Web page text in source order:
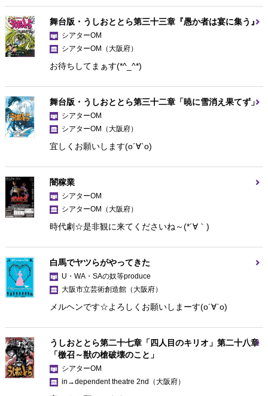
舞台版・うしおととら第三十三章『愚か者は宴に集う』
シアターOM
シアターOM （大阪府）
お待ちしてまぁす(*^_^*)
舞台版・うしおととら第三十二章「暁に雪消え果てず」
シアターOM
シアターOM （大阪府）
宜しくお願いします(о´∀`о)
闇稼業
シアターOM
シアターOM （大阪府）
時代劇☆是非観に来てくださいね～(*´∀｀)
白馬でヤツらがやってきた
U・WA・SAの奴等produce
大阪市立芸術創造館 （大阪府）
メルヘンです☆よろしくお願いしまーす(о´∀`о)
うしおととら第二十七章「四人目のキリオ」第二十八章
「檄召～獣の槍破壊のこと」
シアターOM
in→dependent theatre 2nd （大阪府）